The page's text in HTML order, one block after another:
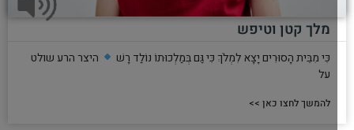
מלך קטן וטיפש
כִּי מִבֵּית הָסוּרִים יָצָא לִמְלֹךְ כִּי גַּם בְּמַלְכוּתוֹ נוֹלַד רָשׁ
היצר הרע שולט
להמשך לחצו כאן >>